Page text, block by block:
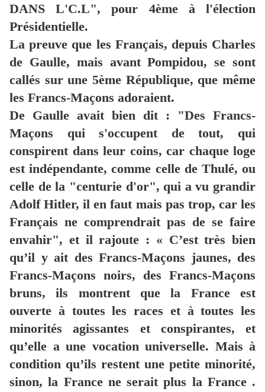
DANS L'C.L", pour 4ème à l'élection
Présidentielle.
La preuve que les Français, depuis Charles
de Gaulle, mais avant Pompidou, se sont
callés sur une 5ème République, que même
les Francs-Maçons adoraient.
De Gaulle avait bien dit : "Des Francs-
Maçons qui s'occupent de tout, qui
conspirent dans leur coins, car chaque loge
est indépendante, comme celle de Thulé, ou
celle de la "centurie d'or", qui a vu grandir
Adolf Hitler, il en faut mais pas trop, car les
Français ne comprendrait pas de se faire
envahir", et il rajoute : « C’est très bien
qu’il y ait des Francs-Maçons jaunes, des
Francs-Maçons noirs, des Francs-Maçons
bruns, ils montrent que la France est
ouverte à toutes les races et à toutes les
minorités agissantes et conspirantes, et
qu’elle a une vocation universelle. Mais à
condition qu’ils restent une petite minorité,
sinon, la France ne serait plus la France .